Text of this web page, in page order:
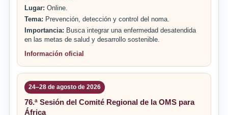
Lugar: Online.
Tema: Prevención, detección y control del noma.
Importancia: Busca integrar una enfermedad desatendida
en las metas de salud y desarrollo sostenible.
Información oficial
24–28 de agosto de 2026
76.ª Sesión del Comité Regional de la OMS para
África